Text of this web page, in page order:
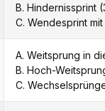
B. Hindernissprint
C. Wendesprint
A. Weitsprung in
B. Hoch-
C.